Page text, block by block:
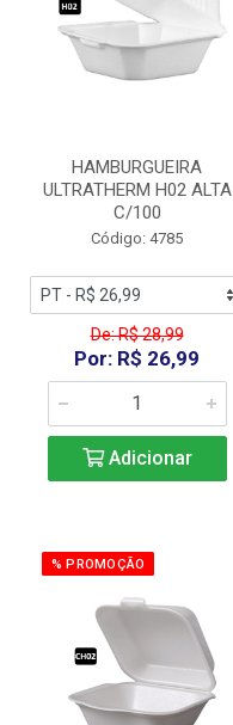
HAMBURGUEIRA
ULTRATHERM H02 ALTA
C/100
Código: 4785
De: R$ 28,99
Por: R$ 26,99
Adicionar
% PROMOÇÃO